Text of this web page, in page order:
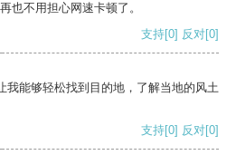
也不用担心网速卡顿了。
支持[0] 反对[0]
我能够轻松找到目的地，了解当地的风土
支持[0] 反对[0]